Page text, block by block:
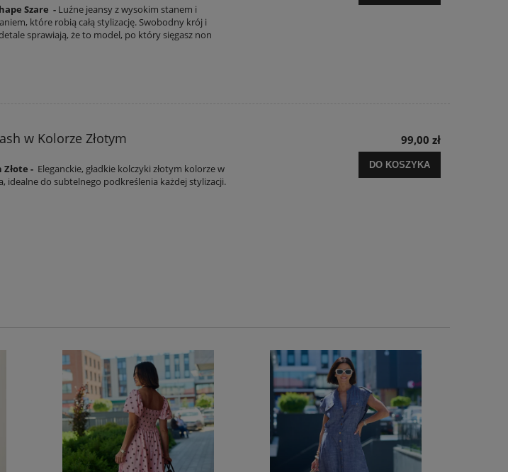
Szare - Luźne jeansy z wysokim stanem i
które robią całą stylizację. Swobodny krój i
sprawiają, że to model, po który sięgasz non
w Kolorze Złotym
Złote - Eleganckie, gładkie kolczyki złotym kolorze w
idealne do subtelnego podkreślenia każdej stylizacji.
99,00 zł
DO KOSZYKA